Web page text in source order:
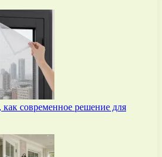
современное решение для